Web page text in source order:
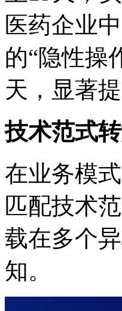
医药企业
的“隐性操
天，显
技术范式转
在业务模式
匹配技术
载在多个异
知。